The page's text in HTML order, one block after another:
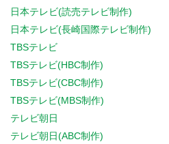
日本テレビ(読売テレビ制作)
日本テレビ(長崎国際テレビ制作)
TBSテレビ
TBSテレビ(HBC制作)
TBSテレビ(CBC制作)
TBSテレビ(MBS制作)
テレビ朝日
テレビ朝日(ABC制作)